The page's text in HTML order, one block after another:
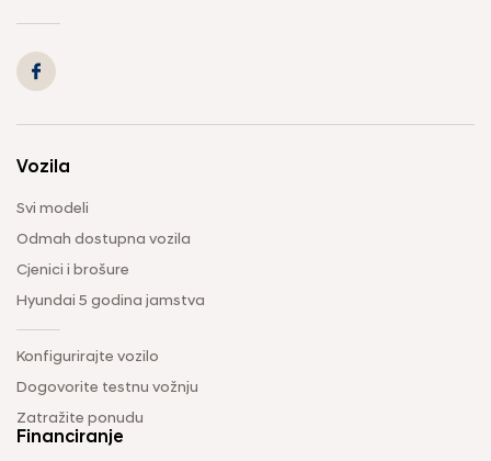
Vozila
Svi modeli
Odmah dostupna vozila
Cjenici i brošure
Hyundai 5 godina jamstva
Konfigurirajte vozilo
Dogovorite testnu vožnju
Zatražite ponudu
Financiranje